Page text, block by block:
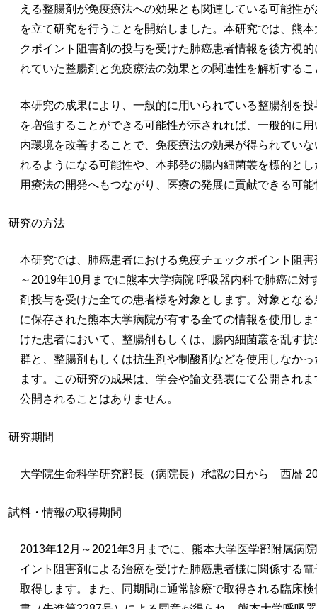
える整腸剤が免疫療法への効果とも関連している可能性
を立て研究を行うことを開始しました。本研究では、熊
クポイント阻害剤の投与を受けた肺癌患者情報を後方視
れていた整腸剤と免疫療法の効果との関連性を解析する
本研究の成果により、一般的に用いられている整腸剤を
を増強することができる可能性が示されれば、一般的に
内環境を改善することで、免疫療法の効果が得られてい
れるようになる可能性や、本邦発の腸内細菌叢を標的と
用療法の開発へもつながり、医療の発展に貢献できる可
研究の方法
本研究では、肺癌患者における免疫チェックポイント阻
～2019年10月までに熊本大学病院 呼吸器内科で肺癌に対
剤投与を受けた全ての患者様を対象とします。対象とな
に保存された熊本大学病院が有する全ての情報を使用し
けた患者において、整腸剤もしくは、腸内細菌叢を乱す
群と、整腸剤もしくは抗生剤や制酸剤などを使用しなか
ます。この研究の成果は、学会や論文発表にて公開され
公開されることはありません。
研究期間
大学院生命科学研究部長（病院長）承認の日から 西暦
試料・情報の取得期間
2013年12月～2021年3月までに、熊本大学医学部附属病
イント阻害剤による治療を受けた肺癌患者様に関係する
取得します。また、同期間に通常診療で取得される臨床